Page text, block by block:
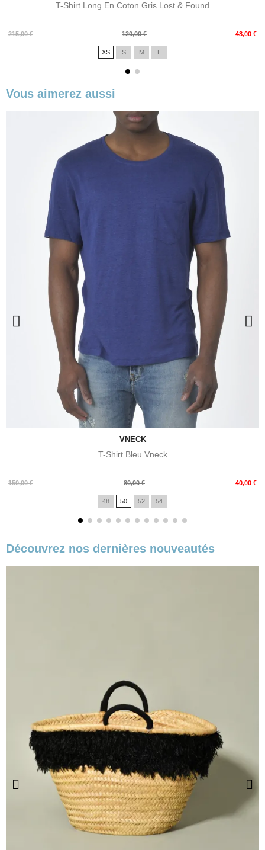
T-Shirt Long En Coton Gris Lost & Found
215,00 €
Prix
120,00 € 48,00 €
Prix
XS S M L
Vous aimerez aussi
VNECK
T-Shirt Bleu Vneck
150,00 €
Prix
80,00 € 40,00 €
Prix
48 50 52 54
Découvrez nos dernières nouveautés